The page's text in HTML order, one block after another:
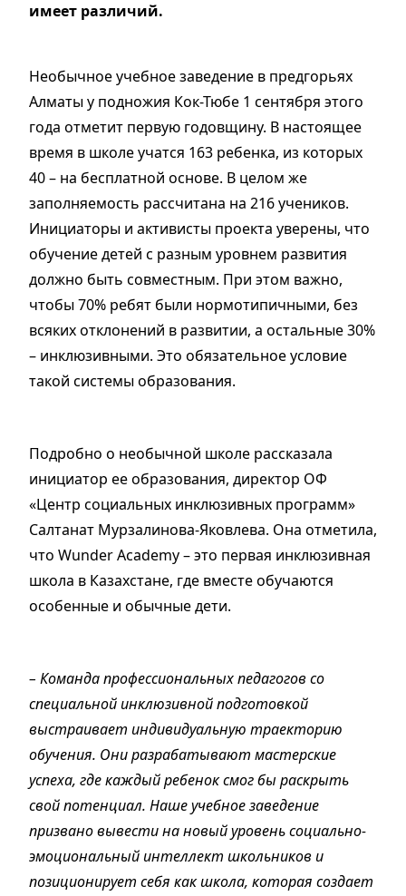
имеет различий.
Необычное учебное заведение в предгорьях
Алматы у подножия Кок-Тюбе 1 сентября этого
года отметит первую годовщину. В настоящее
время в школе учатся 163 ребенка, из которых
40 – на бесплатной основе. В целом же
заполняемость рассчитана на 216 учеников.
Инициаторы и активисты проекта уверены, что
обучение детей с разным уровнем развития
должно быть совместным. При этом важно,
чтобы 70% ребят были нормотипичными, без
всяких отклонений в развитии, а остальные 30%
– инклюзивными. Это обязательное условие
такой системы образования.
Подробно о необычной школе рассказала
инициатор ее образования, директор ОФ
«Центр социальных инклюзивных программ»
Салтанат Мурзалинова-Яковлева. Она отметила,
что Wunder Аcademy – это первая инклюзивная
школа в Казахстане, где вместе обучаются
особенные и обычные дети.
– Команда профессиональных педагогов со
специальной инклюзивной подготовкой
выстраивает индивидуальную траекторию
обучения. Они разрабатывают мастерские
успеха, где каждый ребенок смог бы раскрыть
свой потенциал. Наше учебное заведение
призвано вывести на новый уровень социально-
эмоциональный интеллект школьников и
позиционирует себя как школа, которая создает